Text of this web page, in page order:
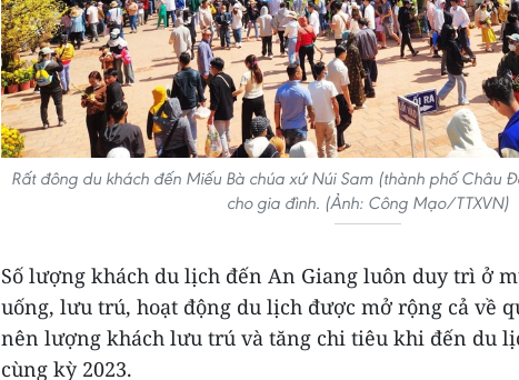
Rất đông du khách đến Miếu Bà chúa xứ Núi Sam (thành phố Châu
cho gia đình. (Ảnh: Công Mạo/TTXVN)
Số lượng khách du lịch đến An Giang luôn duy trì ở
uống, lưu trú, hoạt động du lịch được mở rộng cả về
nên lượng khách lưu trú và tăng chi tiêu khi đến du
cùng kỳ 2023.